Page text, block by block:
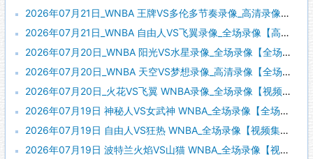
2026年07月21日_WNBA 王牌VS多伦多节奏录像_高清录像【全场回放】
2026年07月21日_WNBA 自由人VS飞翼录像_全场录像【高清回放】
2026年07月20日_WNBA 阳光VS水星录像_全场录像【全场回放】
2026年07月20日_WNBA 天空VS梦想录像_高清录像【全场回放】
2026年07月20日_火花VS飞翼 WNBA录像_全场录像【视频集锦】
2026年07月19日 神秘人VS女武神 WNBA_全场录像【全场回放】
2026年07月19日 自由人VS狂热 WNBA_全场录像【视频集锦】
2026年07月19日 波特兰火焰VS山猫 WNBA_全场录像【视频集锦】